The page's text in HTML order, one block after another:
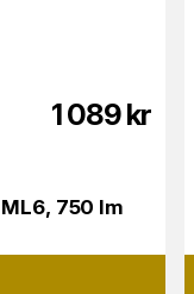
1 089kr
ML6, 750 lm